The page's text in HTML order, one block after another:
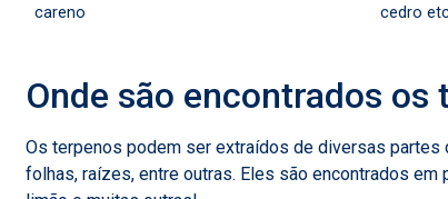
careno
cedro
Onde são encontrados os
Os terpenos podem ser extraídos de diversas
folhas, raízes, entre outras. Eles são encontrados em